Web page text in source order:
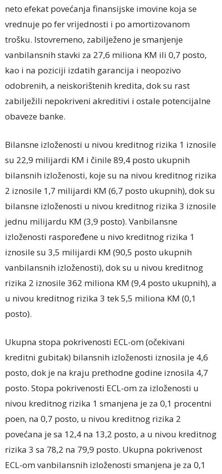
neto efekat povećanja finansijske imovine koja se
vrednuje po fer vrijednosti i po amortizovanom
trošku. Istovremeno, zabilježeno je smanjenje
vanbilansnih stavki za 27,6 miliona KM ili 0,7 posto,
kao i na poziciji izdatih garancija i neopozivo
odobrenih, a neiskorištenih kredita, dok su rast
zabilježili nepokriveni akreditivi i ostale potencijalne
obaveze banke.
Bilansne izloženosti u nivou kreditnog rizika 1 iznosile
su 22,9 milijardi KM i činile 89,4 posto ukupnih
bilansnih izloženosti, koje su na nivou kreditnog rizika
2 iznosile 1,7 milijardi KM (6,7 posto ukupnih), dok su
bilansne izloženosti u nivou kreditnog rizika 3 iznosile
jednu milijardu KM (3,9 posto). Vanbilansne
izloženosti raspoređene u nivo kreditnog rizika 1
iznosile su 3,5 milijardi KM (90,5 posto ukupnih
vanbilansnih izloženosti), dok su u nivou kreditnog
rizika 2 iznosile 362 miliona KM (9,4 posto ukupnih), a
u nivou kreditnog rizika 3 tek 5,5 miliona KM (0,1
posto).
Ukupna stopa pokrivenosti ECL-om (očekivani
kreditni gubitak) bilansnih izloženosti iznosila je 4,6
posto, dok je na kraju prethodne godine iznosila 4,7
posto. Stopa pokrivenosti ECL-om za izloženosti u
nivou kreditnog rizika 1 smanjena je za 0,1 procentni
poen, na 0,7 posto, u nivou kreditnog rizika 2
povećana je sa 12,4 na 13,2 posto, a u nivou kreditnog
rizika 3 sa 78,2 na 79,9 posto. Ukupna pokrivenost
ECL-om vanbilansnih izloženosti smanjena je za 0,1